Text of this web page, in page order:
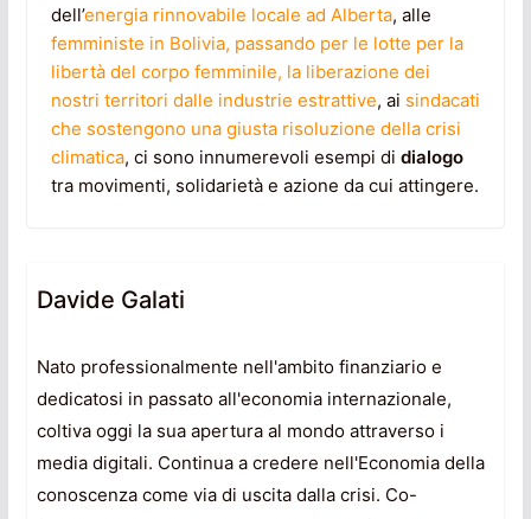
dell’energia rinnovabile locale ad Alberta, alle
femministe in Bolivia, passando per le lotte per la
libertà del corpo femminile, la liberazione dei
nostri territori dalle industrie estrattive, ai sindacati
che sostengono una giusta risoluzione della crisi
climatica, ci sono innumerevoli esempi di dialogo
tra movimenti, solidarietà e azione da cui attingere.
Davide Galati
Nato professionalmente nell'ambito finanziario e
dedicatosi in passato all'economia internazionale,
coltiva oggi la sua apertura al mondo attraverso i
media digitali. Continua a credere nell'Economia della
conoscenza come via di uscita dalla crisi. Co-